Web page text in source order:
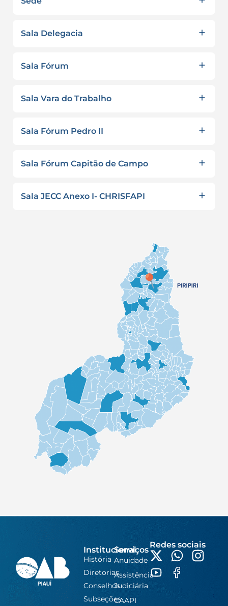
Sala Delegacia
Sala Fórum
Sala Vara do Trabalho
Sala Fórum Pedro II
Sala Fórum Capitão de Campo
Sala JECC Anexo I- CHRISFAPI
Institucional
História
Diretorias
Conselhos
Subseções
Serviços
Anuidade
Assistência
Judiciária
CAAPI
Redes sociais